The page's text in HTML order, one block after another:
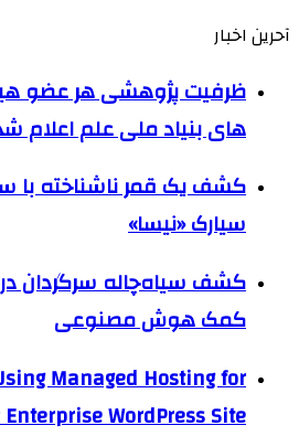
آحرین اخبار
ظرفیت پژوهشی هر عضو
های بنیاد ملی علم اعلام
کشف یک قمر ناشناخته با
سیارک «نیسا»
کشف سیاه‌چاله سرگردان
کمک هوش مصنوعی
Managed Hosting for
WordPress Site